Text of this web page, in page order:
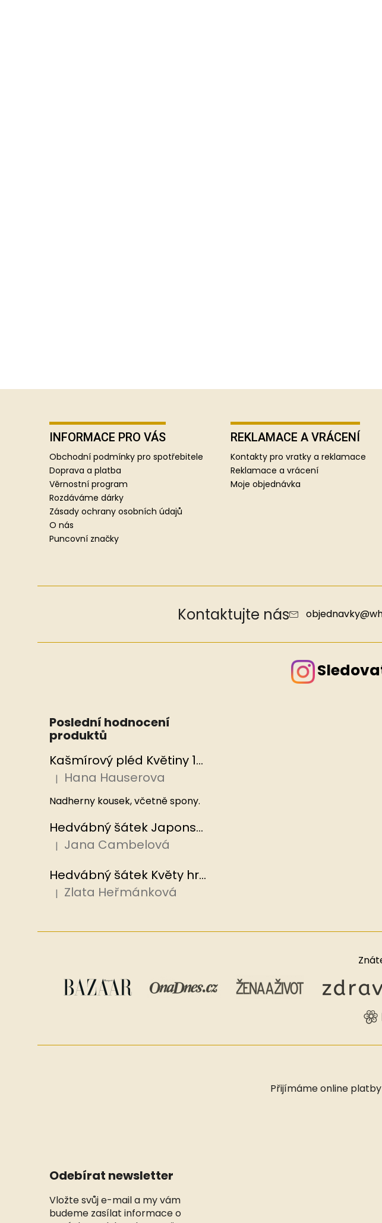
INFORMACE PRO VÁS
Obchodní podmínky pro spotřebitele
Doprava a platba
Věrnostní program
Rozdáváme dárky
Zásady ochrany osobních údajů
O nás
Puncovní značky
REKLAMACE A VRÁCENÍ
Kontakty pro vratky a reklamace
Reklamace a vrácení
Moje objednávka
Kontaktujte nás objednavky@
Poslední hodnocení
produktů
Kašmírový pléd Květiny 100x200 cm, Hedvábný svět
Hodnocení produktu je 5 z 5 hvězdiček.
| Hana Hauserova
Nadherny kousek, včetně spony.
Hedvábný šátek Japonská zahrada 110x110 cm v dárkovém balení, HEDVÁBNÝ SVĚT
Hodnocení produktu je 5 z 5 hvězdiček.
| Jana Cambelová
Hedvábný šátek Květy hrachoru 53x53 cm v dárkovém balení, HEDVÁBNÝ SVĚT
Hodnocení produktu je 5 z 5 hvězdiček.
| Zlata Heřmánková
Přijímáme online platby
Odebírat newsletter
Vložte svůj e-mail a my vám
budeme zasílat informace o